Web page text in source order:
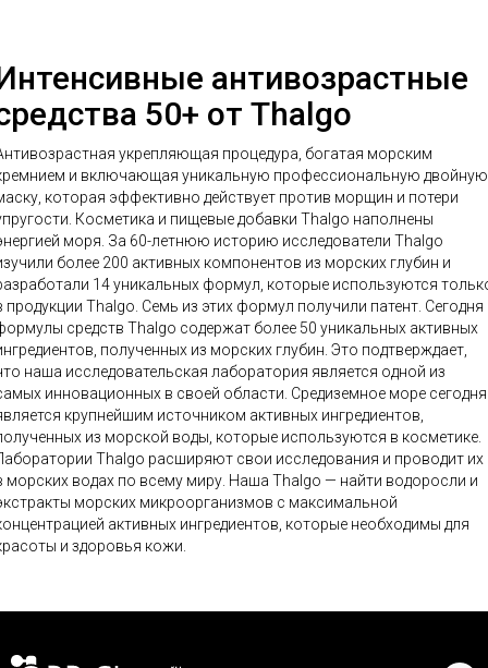
антивозрастные
50+ от Thalgo
укрепляющая процедура, богатая морским
и включающая уникальную профессиональную двойную
которая эффективно действует против морщин и потери
Косметика и пищевые добавки Thalgo наполнены
моря. За 60-летнюю историю исследователи Thalgo
более 200 активных компонентов из морских глубин и
14 уникальных формул, которые используются
продукции Thalgo. Семь из этих формул получили патент. Сегодня
средств Thalgo содержат более 50 уникальных активных
полученных из морских глубин. Это подтверждает,
наша исследовательская лаборатория является одной из
инновационных в своей области. Средиземное море сегодня
крупнейшим источником активных ингредиентов,
из морской воды, которые используются в косметике.
Thalgo расширяют свои исследования и проводит их
морских водах по всему миру. Наша Thalgo — найти водоросли и
морских микроорганизмов с максимальной
активных ингредиентов, которые необходимы для
и здоровья кожи.